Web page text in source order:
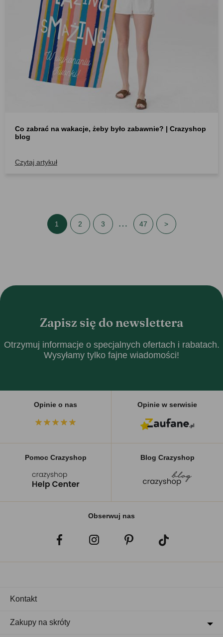
Co zabrać na wakacje, żeby było zabawnie? | Crazyshop
blog
Czytaj artykuł
1 2 3 … 47 >
Zapisz się do newslettera
Otrzymuj informacje o specjalnych ofertach i rabatach.
Wysyłamy tylko fajne wiadomości!
Opinie o nas Opinie w serwisie
Pomoc Crazyshop Blog Crazyshop
Obserwuj nas
Kontakt
Zakupy na skróty